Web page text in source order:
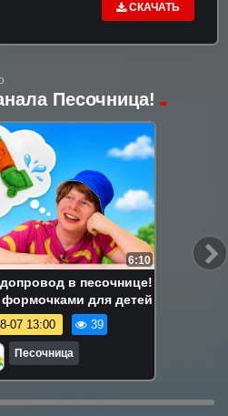
СКАЧАТЬ
Песочница!
6:10
в песочнице!
для детей
07 13:00 39
Песочница